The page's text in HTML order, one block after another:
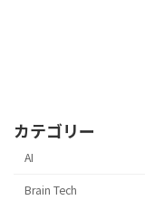
カテゴリー
AI
Brain Tech